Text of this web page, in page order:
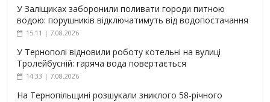
У Заліщиках заборонили поливати городи питною
водою: порушників відключатимуть від водопостачання
15:11 | 7.08.2026
У Тернополі відновили роботу котельні на вулиці
Тролейбусній: гаряча вода повертається
14:33 | 7.08.2026
На Тернопільщині розшукали зниклого 58-річного